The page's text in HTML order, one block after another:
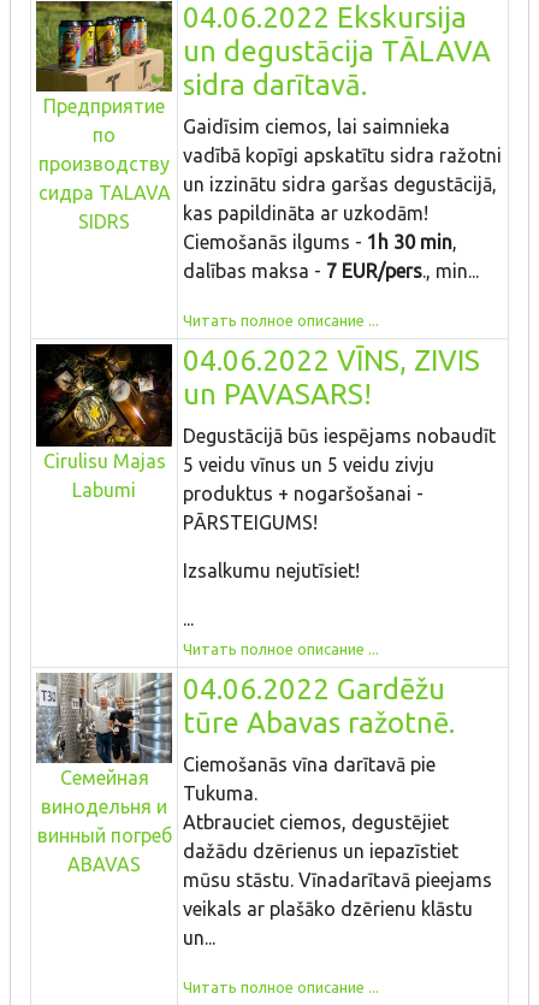
Предприятие
по
производству
сидра TALAVA
SIDRS
04.06.2022 Ekskursija
un degustācija TĀLAVA
sidra darītavā.
Gaidīsim ciemos, lai saimnieka
vadībā kopīgi apskatītu sidra ražotni
un izzinātu sidra garšas degustācijā,
kas papildināta ar uzkodām!
Ciemošanās ilgums - 1h 30 min,
dalības maksa - 7 EUR/pers., min...
Читать полное описание ...
Cirulisu Majas
Labumi
04.06.2022 VĪNS, ZIVIS
un PAVASARS!
Degustācijā būs iespējams nobaudīt
5 veidu vīnus un 5 veidu zivju
produktus + nogaršošanai -
PĀRSTEIGUMS!
Izsalkumu nejutīsiet!
...
Читать полное описание ...
Семейная
винодельня и
винный погреб
ABAVAS
04.06.2022 Gardēžu
tūre Abavas ražotnē.
Ciemošanās vīna darītavā pie
Tukuma.
Atbrauciet ciemos, degustējiet
dažādu dzērienus un iepazīstiet
mūsu stāstu. Vīnadarītavā pieejams
veikals ar plašāko dzērienu klāstu
un...
Читать полное описание ...